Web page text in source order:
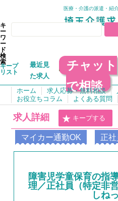
医療・介護の派遣・紹
キ
ー
ワ
ー
ド
検
索
キープ
リスト
最近見
た求人
チャット
で相談
ホーム 求人応募・無料相談
お役立ちコラム
よくある質問
求人詳細 キープする
マイカー通勤OK 正社
障害児学童保育の指
理／正社員（特定非
しね